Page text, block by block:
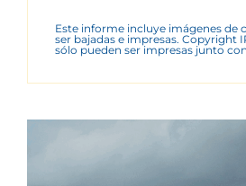
Este informe incluye imágenes de
ser bajadas e impresas. Copyright
sólo pueden ser impresas junto